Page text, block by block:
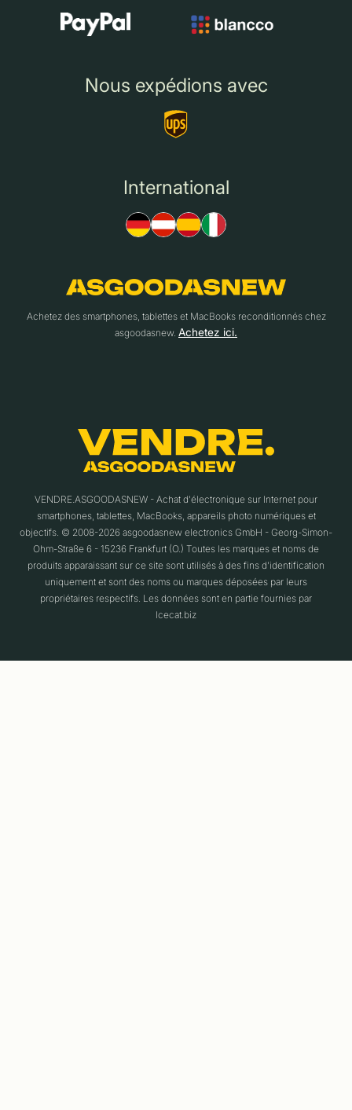
Nous expédions avec
International
Achetez des smartphones, tablettes et MacBooks reconditionnés chez
asgoodasnew. Achetez ici.
VENDRE.ASGOODASNEW - Achat d'électronique sur Internet pour
smartphones, tablettes, MacBooks, appareils photo numériques et
objectifs. © 2008-2026 asgoodasnew electronics GmbH - Georg-Simon-
Ohm-Straße 6 - 15236 Frankfurt (O.) Toutes les marques et noms de
produits apparaissant sur ce site sont utilisés à des fins d'identification
uniquement et sont des noms ou marques déposées par leurs
propriétaires respectifs. Les données sont en partie fournies par
Icecat.biz